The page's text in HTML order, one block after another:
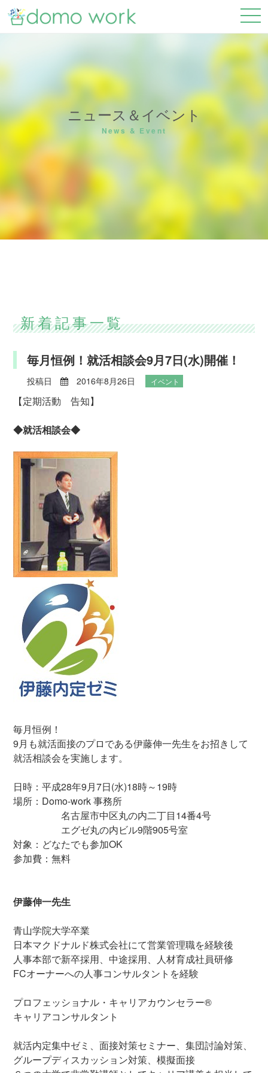
ニュース＆イベント
News & Event
新着記事一覧
毎月恒例！就活相談会9月7日(水)開催！
投稿日 2016年8月26日 イベント
【定期活動 告知】
◆就活相談会◆
毎月恒例！
9月も就活面接のプロである伊藤伸一先生をお招きして
就活相談会を実施します。
日時：平成28年9月7日(水)18時～19時
場所：Domo-work 事務所
名古屋市中区丸の内二丁目14番4号
エグゼ丸の内ビル9階905号室
対象：どなたでも参加OK
参加費：無料
伊藤伸一先生
青山学院大学卒業
日本マクドナルド株式会社にて営業管理職を経験後
人事本部で新卒採用、中途採用、人材育成社員研修
FCオーナーへの人事コンサルタントを経験
プロフェッショナル・キャリアカウンセラー®
キャリアコンサルタント
就活内定集中ゼミ、面接対策セミナー、集団討論対策、
グループディスカッション対策、模擬面接